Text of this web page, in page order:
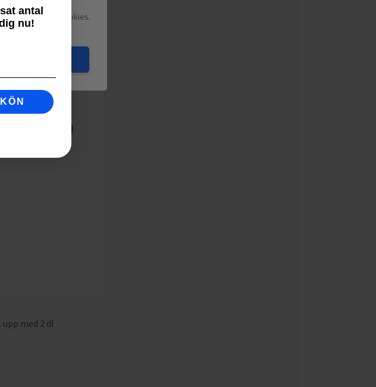
med 2 dl
mäta sajtens
använder vi cookies.
antal
nu!